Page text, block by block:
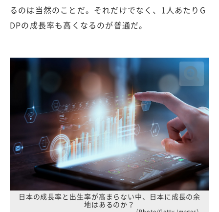
るのは当然のことだ。それだけでなく、1人あたりG
DPの成長率も高くなるのが普通だ。
日本の成長率と出生率が高まらない中、日本に成長の余
地はあるのか？